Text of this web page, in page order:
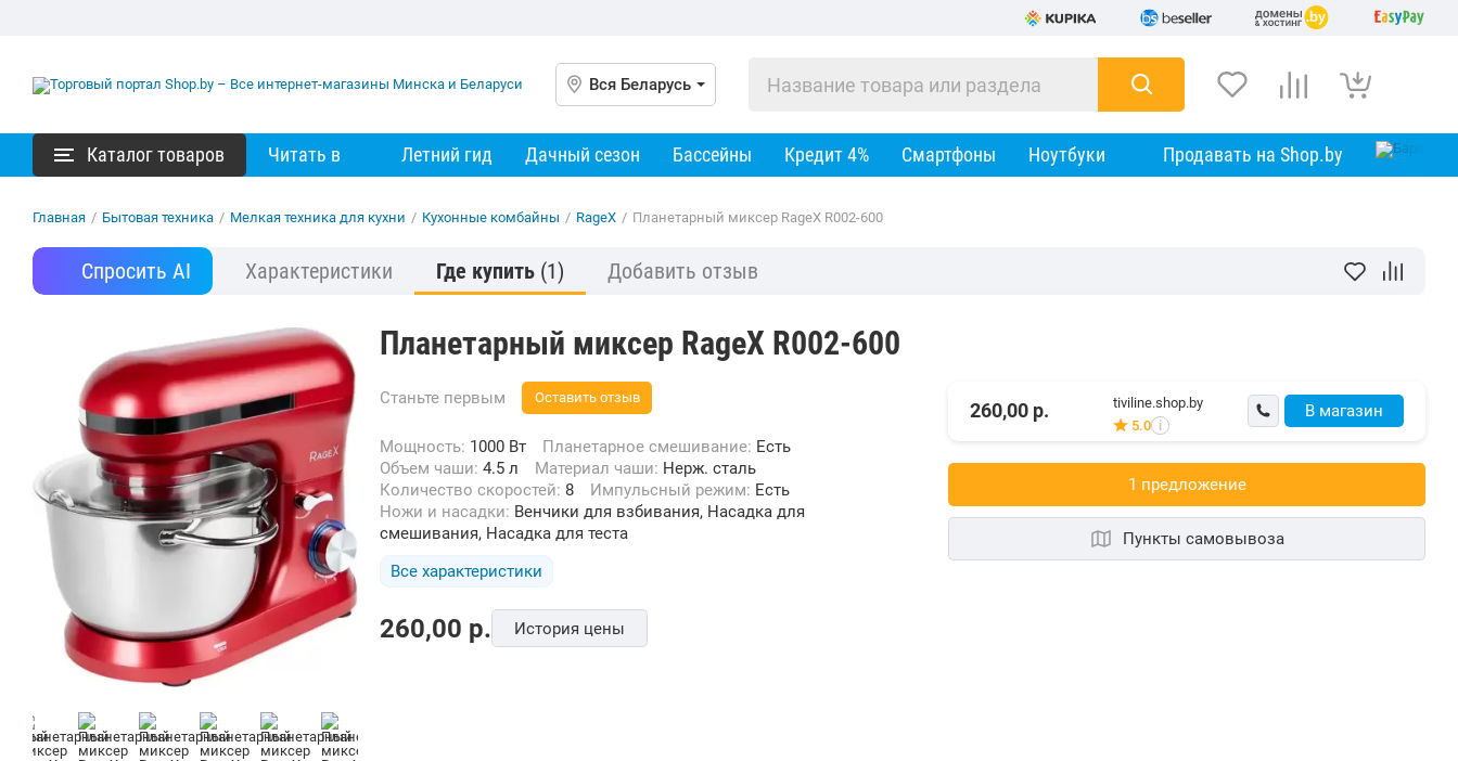
Вся Беларусь
Каталог товаров Читать в Летний гид Дачный сезон Бассейны Кредит 4% Смартфоны Ноутбуки Продавать на Shop.by
Главная / Бытовая техника / Мелкая техника для кухни / Кухонные комбайны / RageX / Планетарный миксер RageX R002-600
Спросить AI Характеристики Где купить (1) Добавить отзыв
Планетарный миксер RageX R002-600
Станьте первым Оставить отзыв
Мощность: 1000 Вт Планетарное смешивание: Есть
Объем чаши: 4.5 л Материал чаши: Нерж. сталь
Количество скоростей: 8 Импульсный режим: Есть
Ножи и насадки: Венчики для взбивания, Насадка для
смешивания, Насадка для теста
Все характеристики
260,00 p. История цены
В магазин
260,00 р.
tiviline.shop.by
5.0 i
1 предложениe
Пункты самовывоза